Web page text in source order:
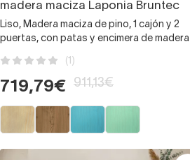
madera maciza Laponia Bruntec
Liso, Madera maciza de pino, 1 cajón y 2
puertas, con patas y encimera de madera
(1)
719,79€ 911,13€